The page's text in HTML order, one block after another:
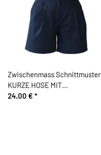
Zwischenmass Schnittmuster
KURZE HOSE MIT
BUNDFALTEN
24,00 € *